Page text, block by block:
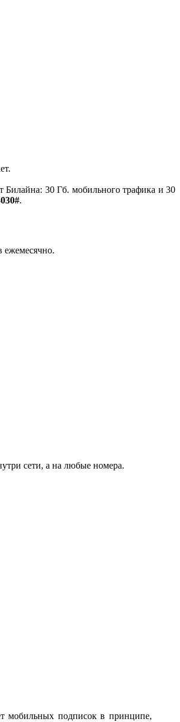
Билайна: 30 Гб. мобильного трафика и 30
.
ежемесячно.
сети, а на любые номера.
мобильных подписок в принципе,